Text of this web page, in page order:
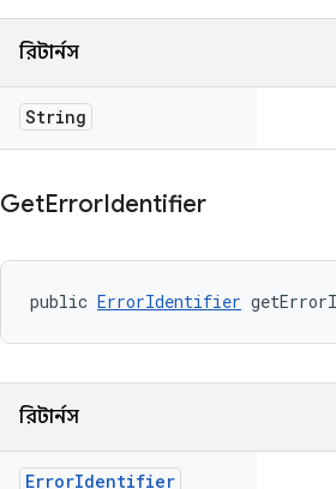
রিটার্নস
String
GetErrorIdentifier
public ErrorIdentifier
রিটার্নস
ErrorIdentifier